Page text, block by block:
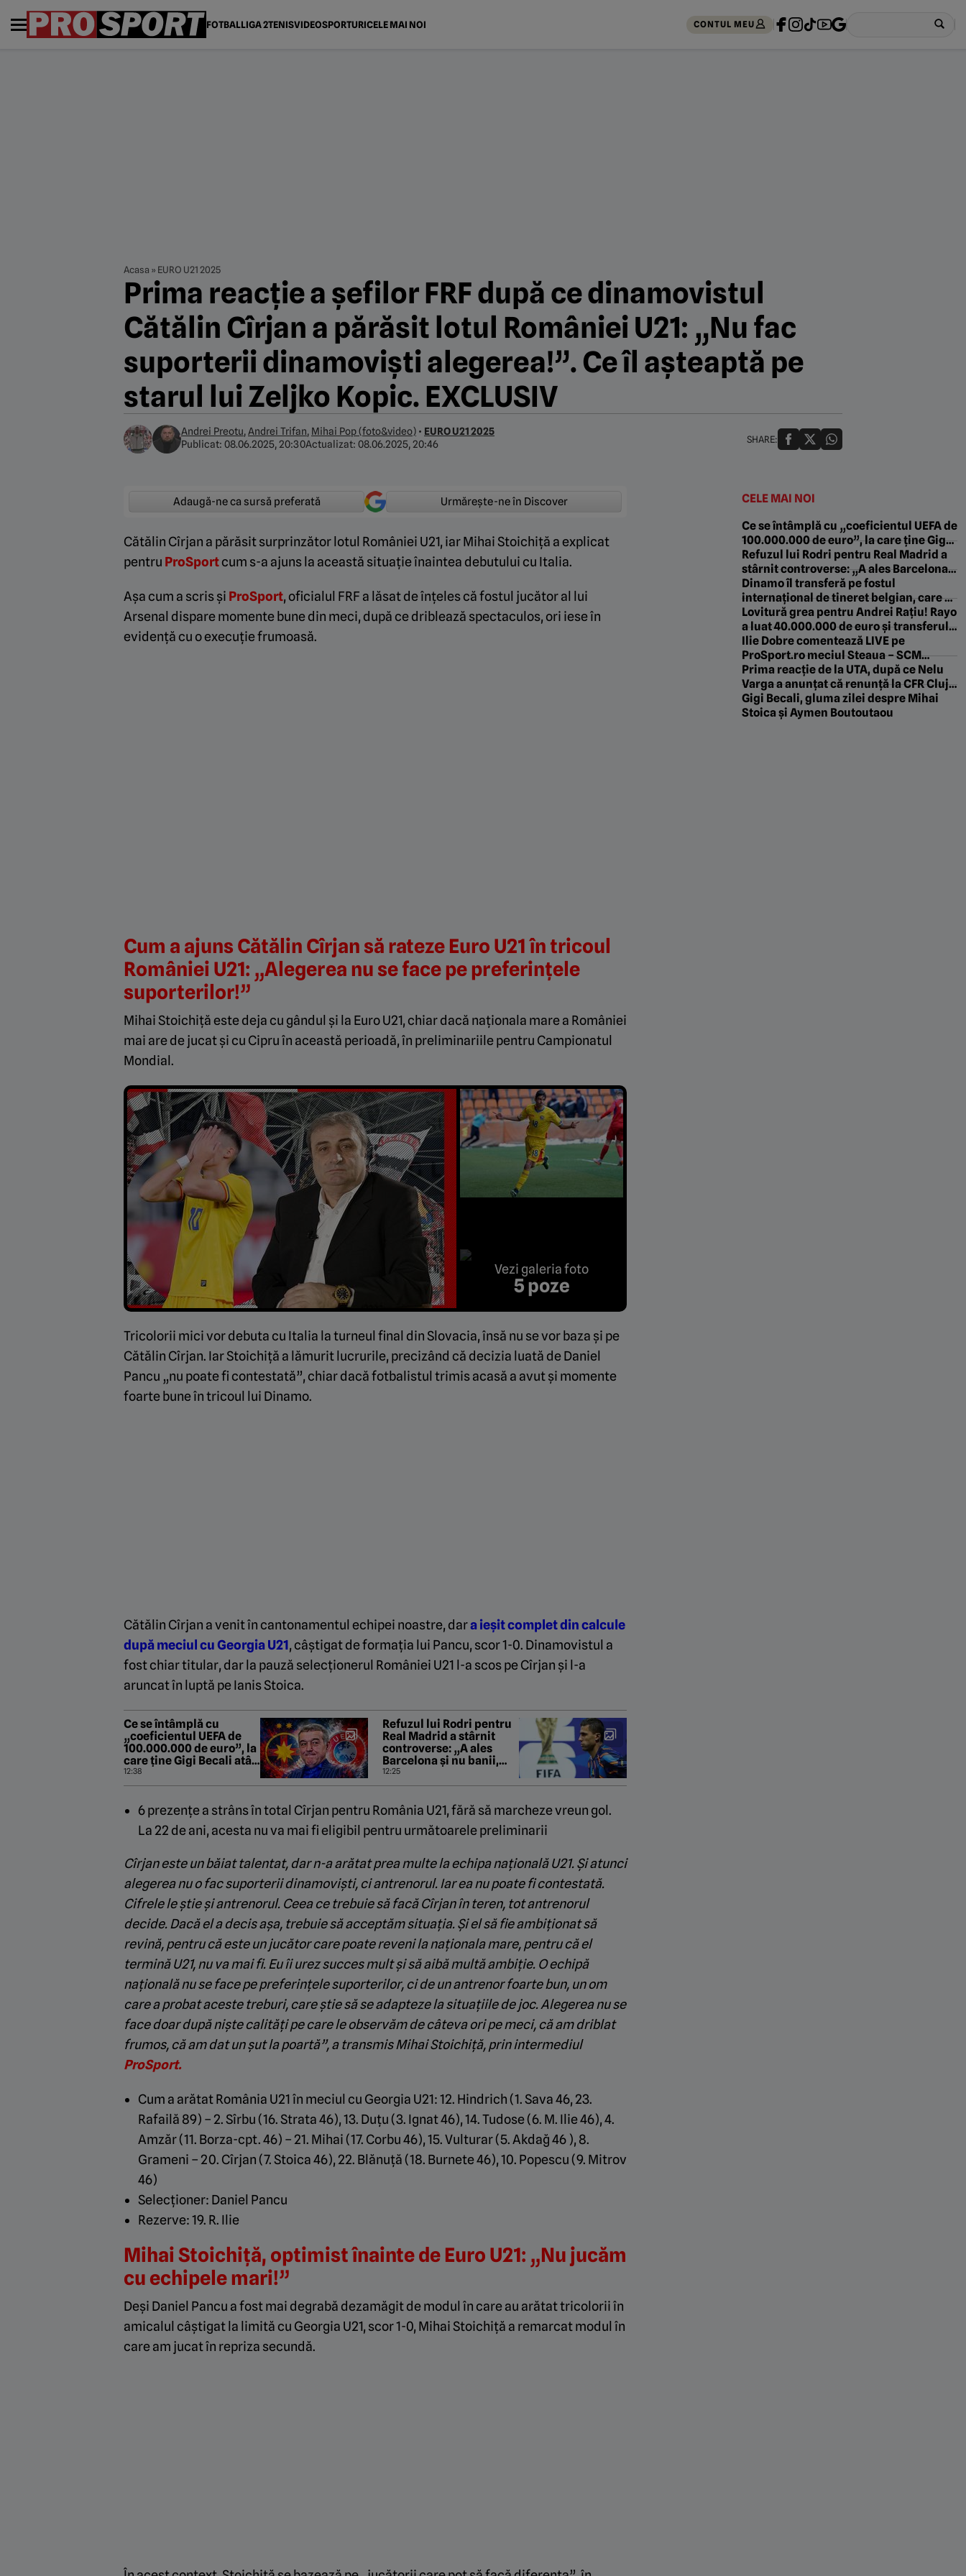
FOTBALLIGA 2TENISVIDEOSPORTURICELE MAI NOI CONTUL MEU
Acasa » EURO U21 2025
Prima reacție a șefilor FRF după ce dinamovistul
Cătălin Cîrjan a părăsit lotul României U21: „Nu fac
suporterii dinamoviști alegerea!”. Ce îl așteaptă pe
starul lui Zeljko Kopic. EXCLUSIV
Andrei Preotu,Andrei Trifan, Mihai Pop (foto&video) • EURO U21 2025
Publicat: 08.06.2025, 20:30Actualizat: 08.06.2025, 20:46 SHARE:
Adaugă-ne ca sursă preferată Urmărește-ne în Discover
Cătălin Cîrjan a părăsit surprinzător lotul României U21, iar Mihai Stoichiță a explicat
pentru ProSportcum s-a ajuns la această situație înaintea debutului cu Italia.
Așa cum a scris și ProSport, oficialul FRF a lăsat de înțeles că fostul jucător al lui
Arsenal dispare momente bune din meci, după ce driblează spectaculos, ori iese în
evidență cu o execuție frumoasă.
Cum a ajuns Cătălin Cîrjan să rateze Euro U21 în tricoul
României U21: „Alegerea nu se face pe preferințele
suporterilor!”
Mihai Stoichiță este deja cu gândul și la Euro U21, chiar dacă naționala mare a României
mai are de jucat și cu Cipru în această perioadă, în preliminariile pentru Campionatul
Mondial.
Vezi galeria foto
5 poze
Tricolorii mici vor debuta cu Italia la turneul final din Slovacia, însă nu se vor baza și pe
Cătălin Cîrjan. Iar Stoichiță a lămurit lucrurile, precizând că decizia luată de Daniel
Pancu „nu poate fi contestată”, chiar dacă fotbalistul trimis acasă a avut și momente
foarte bune în tricoul lui Dinamo.
Cătălin Cîrjan a venit în cantonamentul echipei noastre, dara ieșit complet din calcule
după meciul cu Georgia U21, câștigat de formația lui Pancu, scor 1-0. Dinamovistul a
fost chiar titular, dar la pauză selecționerul României U21 l-a scos pe Cîrjan și l-a
aruncat în luptă pe Ianis Stoica.
Ce se întâmplă cu
„coeficientul UEFA de
100.000.000 de euro”, la
care ține Gigi Becali atât
de mult. Pe ce loc e FCSB
12:38
Refuzul lui Rodri pentru
Real Madrid a stârnit
controverse: „A ales
Barcelona și nu banii,
asta trebuie să doară!”
12:25
6 prezențe a strâns în total Cîrjan pentru România U21, fără să marcheze vreun gol.
La 22 de ani, acesta nu va mai fi eligibil pentru următoarele preliminarii
Cîrjan este un băiat talentat, dar n-a arătat prea multe la echipa națională U21. Și atunci
alegerea nu o fac suporterii dinamoviști, ci antrenorul. Iar ea nu poate fi contestată.
Cifrele le știe și antrenorul. Ceea ce trebuie să facă Cîrjan în teren, tot antrenorul
decide. Dacă el a decis așa, trebuie să acceptăm situația. Și el să fie ambiționat să
revină, pentru că este un jucător care poate reveni la naționala mare, pentru că el
termină U21, nu va mai fi. Eu îi urez succes mult și să aibă multă ambiție. O echipă
națională nu se face pe preferințele suporterilor, ci de un antrenor foarte bun, un om
care a probat aceste treburi, care știe să se adapteze la situațiile de joc. Alegerea nu se
face doar după niște calități pe care le observăm de câteva ori pe meci, că am driblat
frumos, că am dat un șut la poartă”, a transmis Mihai Stoichiță, prin intermediul
ProSport.
Cum a arătat România U21 în meciul cu Georgia U21: 12. Hindrich (1. Sava 46, 23.
Rafailă 89) – 2. Sîrbu (16. Strata 46), 13. Duțu (3. Ignat 46), 14. Tudose (6. M. Ilie 46), 4.
Amzăr (11. Borza-cpt. 46) – 21. Mihai (17. Corbu 46), 15. Vulturar (5. Akdağ 46 ), 8.
Grameni – 20. Cîrjan (7. Stoica 46), 22. Blănuță (18. Burnete 46), 10. Popescu (9. Mitrov
46)
Selecționer: Daniel Pancu
Rezerve: 19. R. Ilie
Mihai Stoichiță, optimist înainte de Euro U21: „Nu jucăm
cu echipele mari!”
Deși Daniel Pancu a fost mai degrabă dezamăgit de modul în care au arătat tricolorii în
amicalul câștigat la limită cu Georgia U21, scor 1-0, Mihai Stoichiță a remarcat modul în
care am jucat în repriza secundă.
CELE MAI NOI
Ce se întâmplă cu „coeficientul UEFA de
100.000.000 de euro”, la care ține Gigi
Becali atât de mult. Pe ce loc e FCSB
Refuzul lui Rodri pentru Real Madrid a
stârnit controverse: „A ales Barcelona
și nu banii, asta trebuie să doară!”
Dinamo îl transferă pe fostul
internațional de tineret belgian, care a
jucat la PSV! ProSport, confirmat: acord
între părți
Lovitură grea pentru Andrei Rațiu! Rayo
a luat 40.000.000 de euro și transferul
său pare imposibil
Ilie Dobre comentează LIVE pe
ProSport.ro meciul Steaua – SCM
Râmnicu Vâlcea, sâmbătă, 8 august
2026, de la ora 11:00
Prima reacție de la UTA, după ce Nelu
Varga a anunțat că renunță la CFR Cluj
și investește la echipa din Arad
Gigi Becali, gluma zilei despre Mihai
Stoica și Aymen Boutoutaou